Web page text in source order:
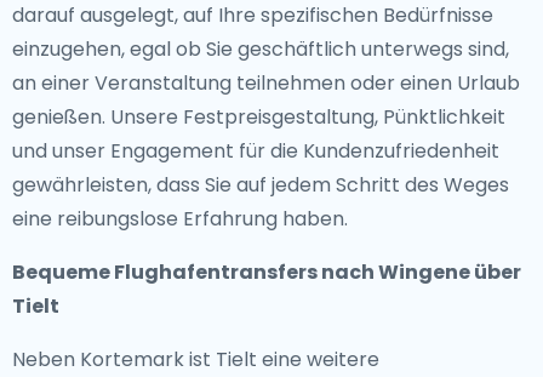
darauf ausgelegt, auf Ihre spezifischen Bedürfnisse
einzugehen, egal ob Sie geschäftlich unterwegs sind,
an einer Veranstaltung teilnehmen oder einen Urlaub
genießen. Unsere Festpreisgestaltung, Pünktlichkeit
und unser Engagement für die Kundenzufriedenheit
gewährleisten, dass Sie auf jedem Schritt des Weges
eine reibungslose Erfahrung haben.
Bequeme Flughafentransfers nach Wingene über
Tielt
Neben Kortemark ist Tielt eine weitere